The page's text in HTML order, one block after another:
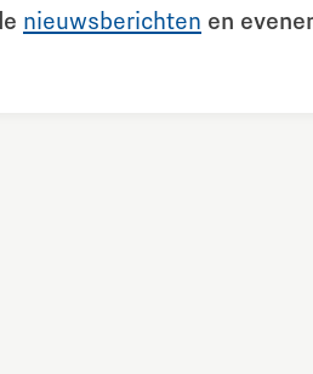
nieuwsberichten en